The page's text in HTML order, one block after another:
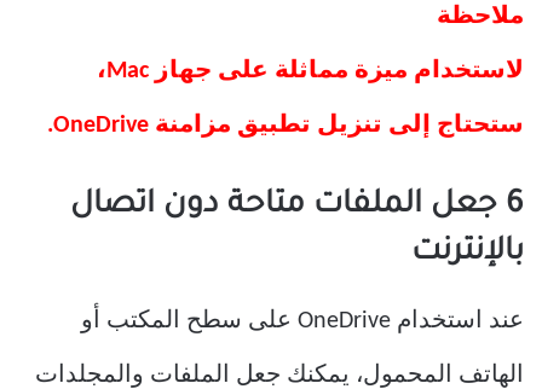
ملاحظة
لاستخدام ميزة مماثلة على جهاز Mac،
ستحتاج إلى تنزيل تطبيق مزامنة OneDrive.
6 جعل ​​الملفات متاحة دون اتصال
بالإنترنت
عند استخدام OneDrive على سطح المكتب أو
الهاتف المحمول، يمكنك جعل الملفات والمجلدات